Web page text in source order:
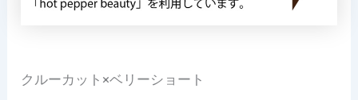
クルーカット×ベリーショート